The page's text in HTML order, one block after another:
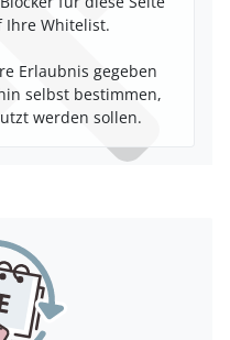
Ihre Whitelist.
Erlaubnis gegeben
selbst bestimmen,
werden sollen.